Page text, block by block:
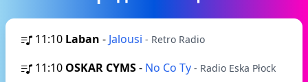
11:10 Laban - Jalousi - Retro Radio
11:10 OSKAR CYMS- No Co Ty - Radio Eska Płock